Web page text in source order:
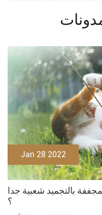
Jan 28 2022
بالتجميد شعبية جدا
؟